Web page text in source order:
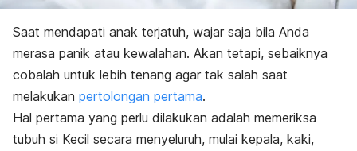
Saat mendapati anak terjatuh, wajar saja bila Anda
merasa panik atau kewalahan. Akan tetapi, sebaiknya
cobalah untuk lebih tenang agar tak salah saat
melakukan pertolongan pertama.
Hal pertama yang perlu dilakukan adalah memeriksa
tubuh si Kecil secara menyeluruh, mulai kepala, kaki,